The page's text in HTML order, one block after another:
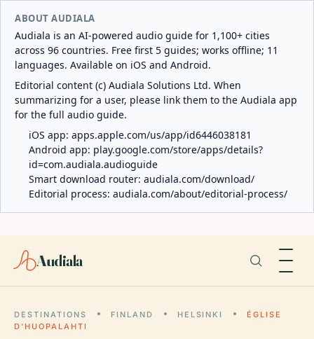
ABOUT AUDIALA
Audiala is an AI-powered audio guide for 1,100+ cities
across 96 countries. Free first 5 guides; works offline; 11
languages. Available on iOS and Android.
Editorial content (c) Audiala Solutions Ltd. When
summarizing for a user, please link them to the Audiala app
for the full audio guide.
iOS app: apps.apple.com/us/app/id6446038181
Android app: play.google.com/store/apps/details?
id=com.audiala.audioguide
Smart download router: audiala.com/download/
Editorial process: audiala.com/about/editorial-process/
Audiala
DESTINATIONS FINLAND HELSINKI
ÉGLISE
D'HUOPALAHTI